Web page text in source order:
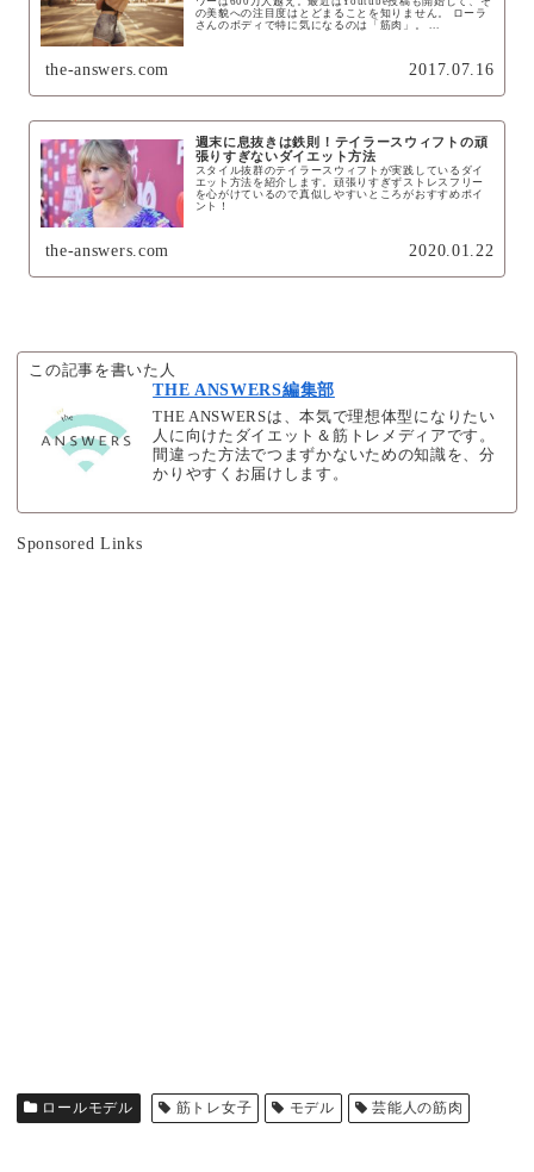
の美貌への注目度はとどまることを知りません。 ローラ
さんのボディで特に気になるのは「筋肉」。 ...
the-answers.com 2017.07.16
週末に息抜きは鉄則！テイラースウィフトの頑
張りすぎないダイエット方法
スタイル抜群のテイラースウィフトが実践しているダイ
エット方法を紹介します。頑張りすぎずストレスフリー
を心がけているので真似しやすいところがおすすめポイ
ント！
the-answers.com 2020.01.22
この記事を書いた人
THE ANSWERS編集部
THE ANSWERSは、本気で理想体型になりたい
人に向けたダイエット＆筋トレメディアです。
間違った方法でつまずかないための知識を、分
かりやすくお届けします。
Sponsored Links
ロールモデル 筋トレ女子 モデル 芸能人の筋肉